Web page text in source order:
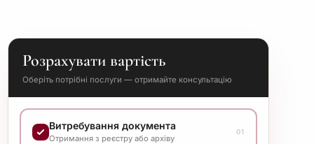
Розрахувати вартість
Оберіть потрібні послуги — отримайте консультацію
Витребування документа
Отримання з реєстру або архіву
01